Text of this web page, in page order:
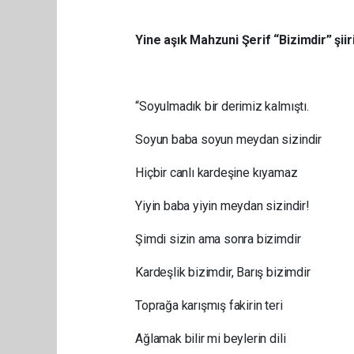
Yine aşık Mahzuni Şerif “Bizimdir”
“Soyulmadık bir derimiz kalmıştı.
Soyun baba soyun meydan sizindir
Hiçbir canlı kardeşine kıyamaz
Yiyin baba yiyin meydan sizindir!
Şimdi sizin ama sonra bizimdir
Kardeşlik bizimdir, Barış bizimdir
Toprağa karışmış fakirin teri
Ağlamak bilir mi beylerin dili